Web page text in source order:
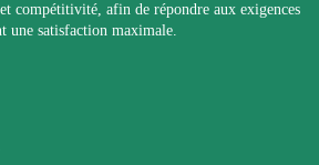
compétitivité, afin de répondre aux exigences
une satisfaction maximale.